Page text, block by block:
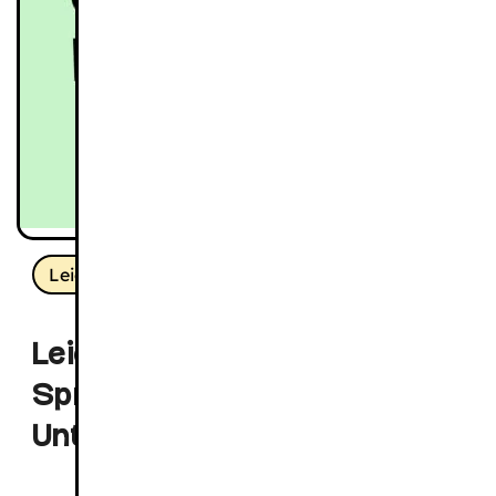
Leichte und Einfache
Sprache: Was ist der
Unterschied?
Leichte Sprache